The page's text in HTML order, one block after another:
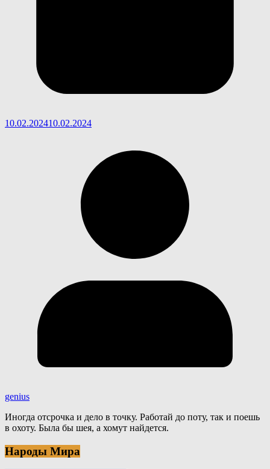
10.02.202410.02.2024
genius
Иногда отсрочка и дело в точку. Работай до поту, так и поешь
в охоту. Была бы шея, а хомут найдется.
Народы Мира